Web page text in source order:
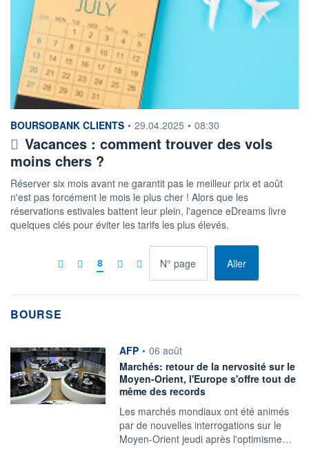
information fournie par
BOURSOBANK CLIENTS • 29.04.2025 • 08:30
Vacances : comment trouver des vols
moins chers ?
Réserver six mois avant ne garantit pas le meilleur prix et août
n'est pas forcément le mois le plus cher ! Alors que les
réservations estivales battent leur plein, l'agence eDreams livre
quelques clés pour éviter les tarifs les plus élevés.
8 Allerà la page
BOURSE
information fournie par
AFP • 06 août
Marchés: retour de la nervosité sur le
Moyen-Orient, l'Europe s'offre tout de
même des records
Les marchés mondiaux ont été animés
par de nouvelles interrogations sur le
Moyen-Orient jeudi après l'optimisme…